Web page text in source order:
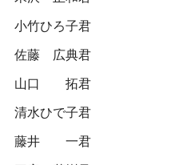
小竹ひろ子君
佐藤 広典君
山口 拓君
清水ひで子君
藤井 一君